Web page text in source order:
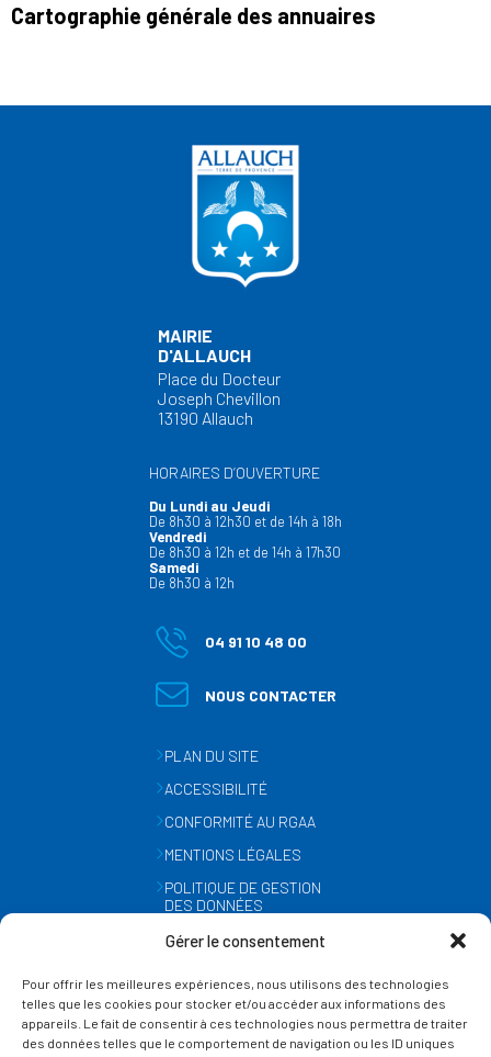
Gérer le consentement
Pour offrir les meilleures expériences, nous utilisons des technologies
telles que les cookies pour stocker et/ou accéder aux informations des
appareils. Le fait de consentir à ces technologies nous permettra de traiter
des données telles que le comportement de navigation ou les ID uniques
Cartographie générale des annuaires
MAIRIE
D'ALLAUCH
Place du Docteur
Joseph Chevillon
13190 Allauch
HORAIRES D’OUVERTURE
Du Lundi au Jeudi
De 8h30 à 12h30 et de 14h à 18h
Vendredi
De 8h30 à 12h et de 14h à 17h30
Samedi
De 8h30 à 12h
04 91 10 48 00
NOUS CONTACTER
PLAN DU SITE
ACCESSIBILITÉ
CONFORMITÉ AU RGAA
MENTIONS LÉGALES
POLITIQUE DE GESTION
DES DONNÉES
GESTION DES COOKIES